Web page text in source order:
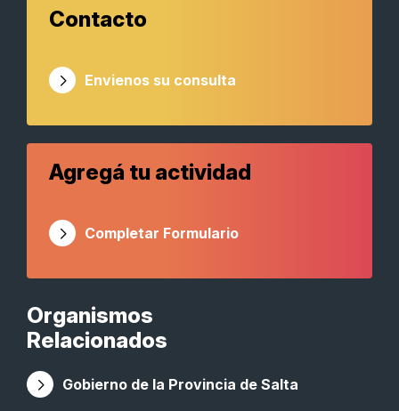
Organismos
Relacionados
Gobierno de la Provincia de Salta
Contacto
Envienos su consulta
Agregá tu actividad
Completar Formulario